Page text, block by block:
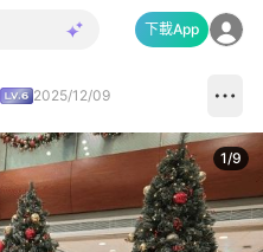
下載App
2025/12/09
1/9